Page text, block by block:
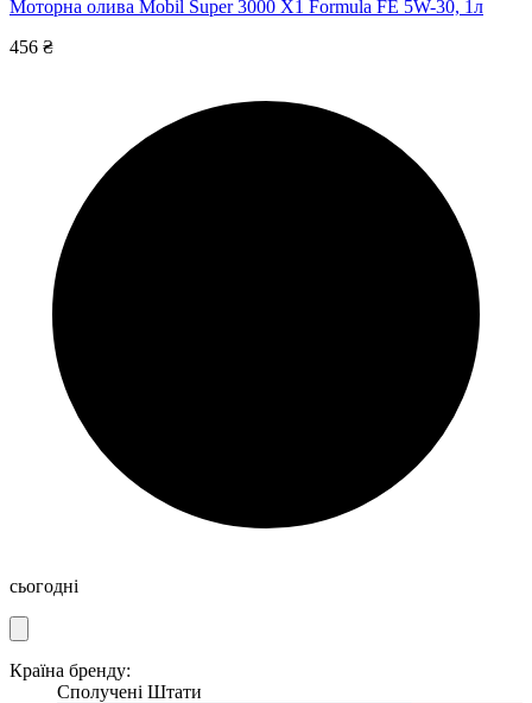
Моторна олива Mobil Super 3000 X1 Formula FE 5W-30, 1л
456 ₴
сьогодні
Країна бренду:
Сполучені Штати